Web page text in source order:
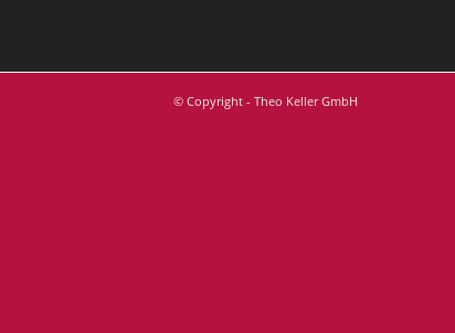
© Copyright - Theo Keller GmbH